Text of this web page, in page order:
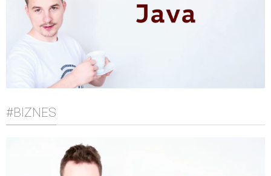
#BIZNES